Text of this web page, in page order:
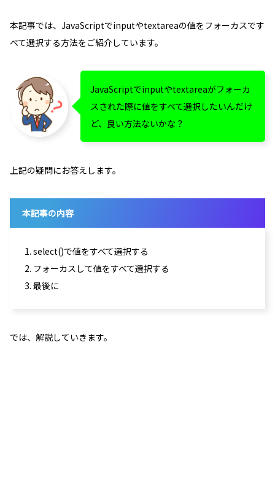
本記事では、JavaScriptでinputやtextareaの値をフォーカスです
べて選択する方法をご紹介しています。
JavaScriptでinputやtextareaがフォーカ
スされた際に値をすべて選択したいんだけ
ど、良い方法ないかな？
上記の疑問にお答えします。
本記事の内容
1. select()で値をすべて選択する
2. フォーカスして値をすべて選択する
3. 最後に
では、解説していきます。